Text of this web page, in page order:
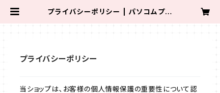
プライバシーポリシー | パソコムプラ
プライバシーポリシー
当ショップは、お客様の個人情報保護の重要性について認